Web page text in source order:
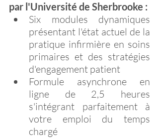
par l'Université de Sherbrooke :
Six modules dynamiques
présentant l'état actuel de la
pratique infirmière en soins
primaires et des stratégies
d'engagement patient
Formule asynchrone en
ligne de 2,5 heures
s'intégrant parfaitement à
votre emploi du temps
chargé